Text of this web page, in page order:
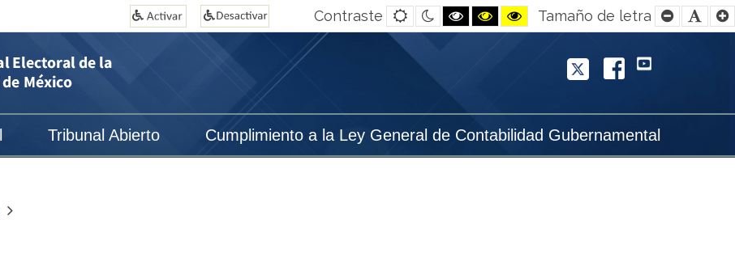
Contraste
Default
contrast
Night
contrast
Black
and
Black
and
Yellow
and
contrast
Tamaño de letra
Smaller
FontFont
Tribunal Abierto Cumplimiento a la Ley General de Contabilidad Gubernamental
Twitter
Facebook
YouTube